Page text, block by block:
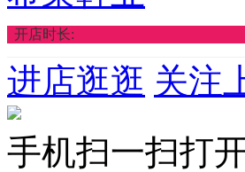
开店时长:
进店逛逛 关注
手机扫一扫打